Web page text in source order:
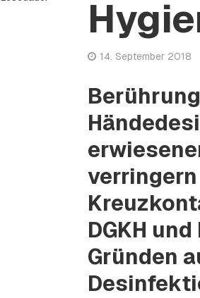
14. September 2018
DGKH
Gründen